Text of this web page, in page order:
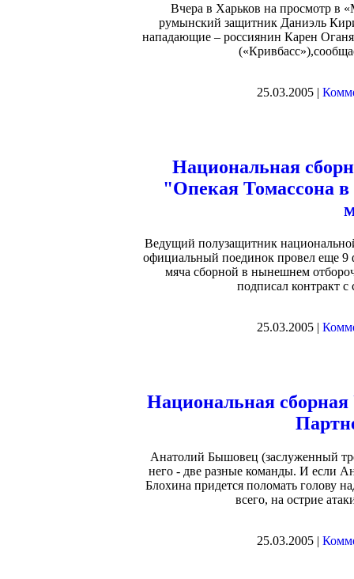
Вчера в Харьков на просмотр в
румынский защитник Даниэль
нападающие – россиянин Карен
25.03.2005 |
Национальная
"Опекая Томассона в
Ведущий полузащитник
официальный поединок провел еще 9
мяча сборной в нынешнем
подписал контракт
25.03.2005 |
Национальная
Анатолий Бышовец (заслуженный
него - две разные команды. И если
Блохина придется поломать голову
всего, на острие
25.03.2005 |